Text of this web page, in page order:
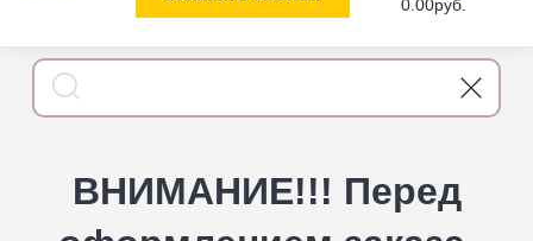
0.00руб.
ВНИМАНИЕ!!! Перед